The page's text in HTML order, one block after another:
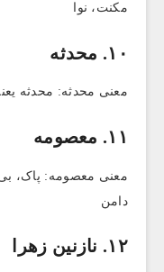
مکنت، نوا
۱۰. محدثه
معنی محدثه: محدثه
۱۱. معصومه
معنی معصومه: پاک،
دامن
۱۲. نازنین‌ زهرا